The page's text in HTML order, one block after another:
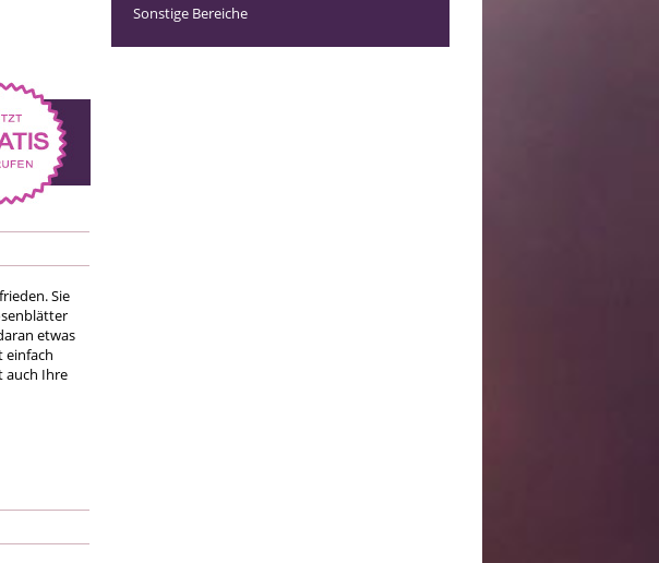
Sonstige Bereiche
Sie
etwas
einfach
auch Ihre